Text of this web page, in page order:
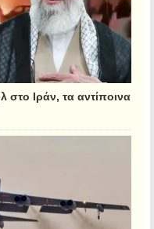
στο Ιράν, τα αντίποινα